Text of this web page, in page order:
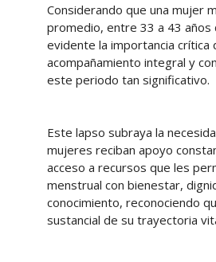
Considerando que una mujer
promedio, entre 33 a 43 años
evidente la importancia crítica
acompañamiento integral y
este periodo tan significativo.
Este lapso subraya la
mujeres reciban apoyo
acceso a recursos que les
menstrual con bienestar,
conocimiento, reconociendo
sustancial de su trayectoria